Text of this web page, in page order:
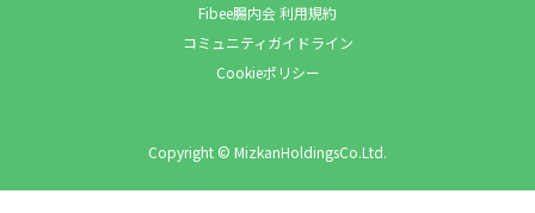
Fibee腸内会 利用規約
コミュニティガイドライン
Cookieポリシー
Copyright © MizkanHoldingsCo.Ltd.